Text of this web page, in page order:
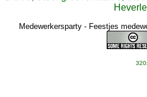
Medewerkersparty - Feestjes